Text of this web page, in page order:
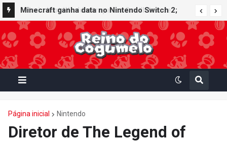
Minecraft ganha data no Nintendo Switch 2;
Super Mario Mash-Up receberá atualização
gráfica exclusiva
Página inicial Nintendo
Diretor de The Legend of